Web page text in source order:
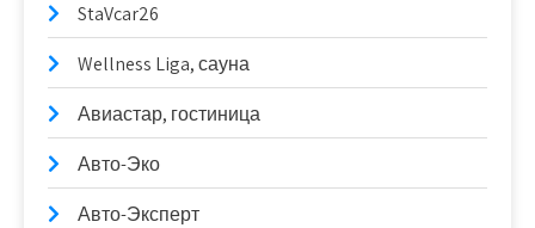
StaVcar26
Wellness Liga, сауна
Авиастар, гостиница
Авто-Эко
Авто-Эксперт